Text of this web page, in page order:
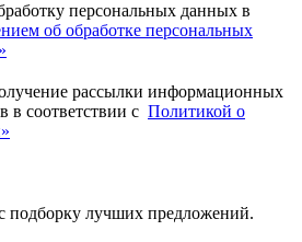
персональных данных в
об обработке персональных
рассылки информационных
в соответствии с Политикой о
подборку лучших предложений.